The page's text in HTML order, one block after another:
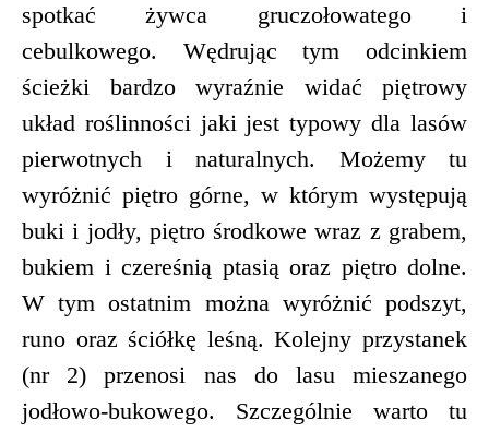
spotkać żywca gruczołowatego i
cebulkowego. Wędrując tym odcinkiem
ścieżki bardzo wyraźnie widać piętrowy
układ roślinności jaki jest typowy dla lasów
pierwotnych i naturalnych. Możemy tu
wyróżnić piętro górne, w którym występują
buki i jodły, piętro środkowe wraz z grabem,
bukiem i czereśnią ptasią oraz piętro dolne.
W tym ostatnim można wyróżnić podszyt,
runo oraz ściółkę leśną. Kolejny przystanek
(nr 2) przenosi nas do lasu mieszanego
jodłowo-bukowego. Szczególnie warto tu